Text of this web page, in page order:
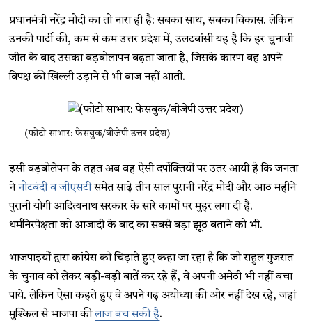
प्रधानमंत्री नरेंद्र मोदी का तो नारा ही है: सबका साथ, सबका विकास. लेकिन
उनकी पार्टी की, कम से कम उत्तर प्रदेश में, उलटबांसी यह है कि हर चुनावी
जीत के बाद उसका बड़बोलापन बढ़ता जाता है, जिसके कारण वह अपने
विपक्ष की खिल्ली उड़ाने से भी बाज नहीं आती.
(फोटो साभार: फेसबुक/बीजेपी उत्तर प्रदेश)
इसी बड़बोलेपन के तहत अब वह ऐसी दर्पोक्तियों पर उतर आयी है कि जनता
नेनोटबंदी व जीएसटीसमेत साढ़े तीन साल पुरानी नरेंद्र मोदी और आठ महीने
पुरानी योगी आदित्यनाथ सरकार के सारे कामों पर मुहर लगा दी है.
धर्मनिरपेक्षता को आजादी के बाद का सबसे बड़ा झूठ बताने को भी.
भाजपाइयों द्वारा कांग्रेस को चिढ़ाते हुए कहा जा रहा है कि जो राहुल गुजरात
के चुनाव को लेकर बड़ी-बड़ी बातें कर रहे हैं, वे अपनी अमेठी भी नहीं बचा
पाये. लेकिन ऐसा कहते हुए वे अपने गढ़ अयोध्या की ओर नहीं देख रहे, जहां
मुश्किल से भाजपा कीलाज बच सकी है.